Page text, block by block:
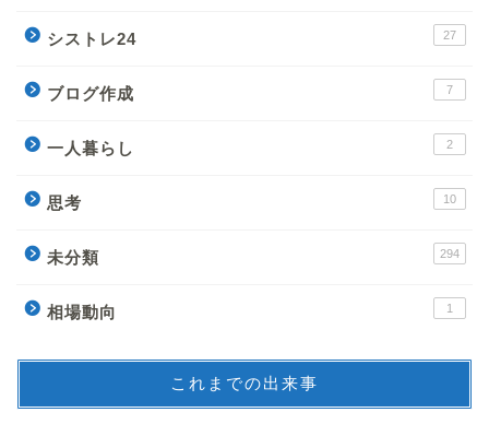
シストレ24 27
ブログ作成 7
一人暮らし 2
思考 10
未分類 294
相場動向 1
これまでの出来事